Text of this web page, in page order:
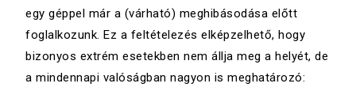
egy géppel már a (várható) meghibásodása előtt
foglalkozunk. Ez a feltételezés elképzelhető, hogy
bizonyos extrém esetekben nem állja meg a helyét, de
a mindennapi valóságban nagyon is meghatározó: